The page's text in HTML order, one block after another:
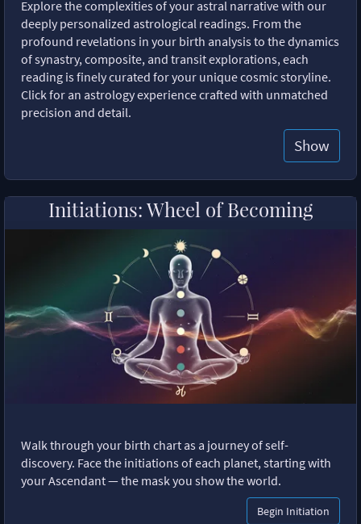
Explore the complexities of your astral narrative with our
deeply personalized astrological readings. From the
profound revelations in your birth analysis to the dynamics
of synastry, composite, and transit explorations, each
reading is finely curated for your unique cosmic storyline.
Click for an astrology experience crafted with unmatched
precision and detail.
Show
Initiations: Wheel of Becoming
Walk through your birth chart as a journey of self-
discovery. Face the initiations of each planet, starting with
your Ascendant — the mask you show the world.
Begin Initiation